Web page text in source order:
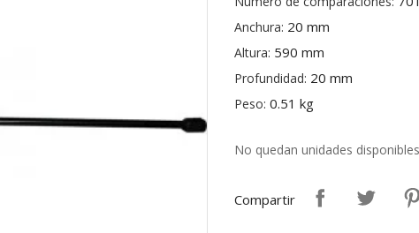
Anchura: 20 mm
Altura: 590 mm
Profundidad: 20 mm
Peso: 0.51 kg
No quedan unidades disponibles
Compartir